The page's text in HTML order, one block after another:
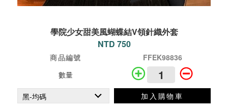
學院少女甜美風蝴蝶結V領針織外套
NTD 750
商品編號
FFEK98836
數量
加入購物車